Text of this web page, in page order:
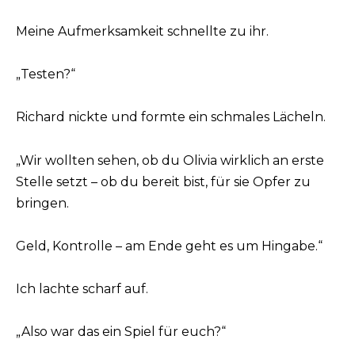
Meine Aufmerksamkeit schnellte zu ihr.
„Testen?“
Richard nickte und formte ein schmales Lächeln.
„Wir wollten sehen, ob du Olivia wirklich an erste
Stelle setzt – ob du bereit bist, für sie Opfer zu
bringen.
Geld, Kontrolle – am Ende geht es um Hingabe.“
Ich lachte scharf auf.
„Also war das ein Spiel für euch?“